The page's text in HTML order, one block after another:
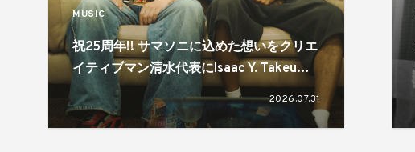
MUSIC
祝25周年!! サマソニに込めた想いをクリエ
イティブマン清水代表にIsaac Y. Takeuが
訊く。「文化は進化、変化していくもの」
「規模感が大事」
2026.07.31